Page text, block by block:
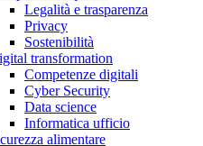
Legalità e trasparenza
Privacy
Sostenibilità
transformation
Competenze digitali
Cyber Security
Data science
Informatica ufficio
alimentare